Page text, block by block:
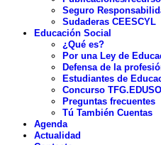
Seguro
Sudaderas CEESCYL
Educación Social
¿Qué es?
Por una Ley de
Defensa de la
Estudiantes de
Concurso
Preguntas frecuentes
Tú También Cuentas
Agenda
Actualidad